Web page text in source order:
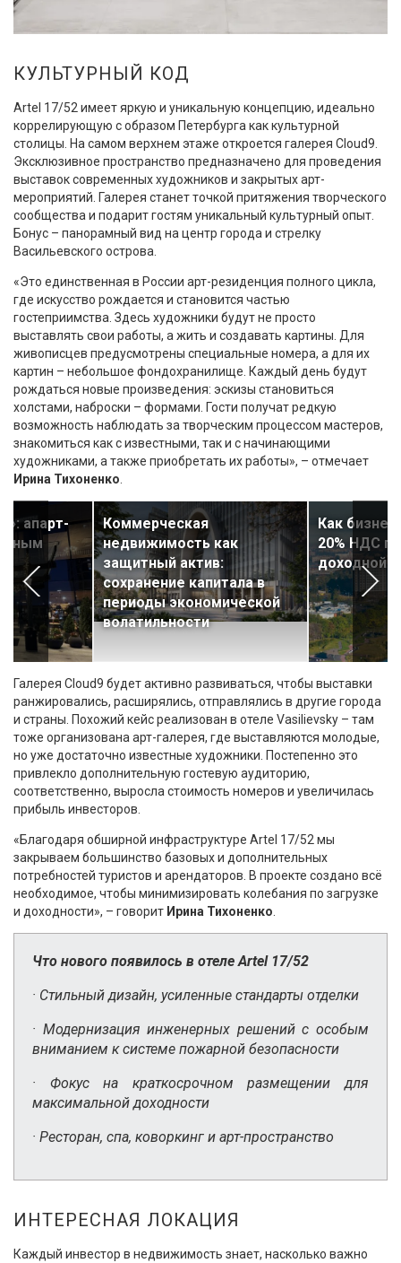
КУЛЬТУРНЫЙ КОД
Artel 17/52 имеет яркую и уникальную концепцию, идеально
коррелирующую с образом Петербурга как культурной
столицы. На самом верхнем этаже откроется галерея Cloud9.
Эксклюзивное пространство предназначено для проведения
выставок современных художников и закрытых арт-
мероприятий. Галерея станет точкой притяжения творческого
сообщества и подарит гостям уникальный культурный опыт.
Бонус – панорамный вид на центр города и стрелку
Васильевского острова.
«Это единственная в России арт-резиденция полного цикла,
где искусство рождается и становится частью
гостеприимства. Здесь художники будут не просто
выставлять свои работы, а жить и создавать картины. Для
живописцев предусмотрены специальные номера, а для их
картин – небольшое фондохранилище. Каждый день будут
рождаться новые произведения: эскизы становиться
холстами, наброски – формами. Гости получат редкую
возможность наблюдать за творческим процессом мастеров,
знакомиться как с известными, так и с начинающими
художниками, а также приобретать их работы», – отмечает
Ирина Тихоненко
апарт-
Коммерческая
недвижимость как
защитный актив:
сохранение капитала в
периоды экономической
волатильности
Как
20% НДС
доходной
Галерея Cloud9 будет активно развиваться, чтобы выставки
ранжировались, расширялись, отправлялись в другие города
и страны. Похожий кейс реализован в отеле Vasilievsky – там
тоже организована арт-галерея, где выставляются молодые,
но уже достаточно известные художники. Постепенно это
привлекло дополнительную гостевую аудиторию,
соответственно, выросла стоимость номеров и увеличилась
прибыль инвесторов.
«Благодаря обширной инфраструктуре Artel 17/52 мы
закрываем большинство базовых и дополнительных
потребностей туристов и арендаторов. В проекте создано всё
необходимое, чтобы минимизировать колебания по загрузке
и доходности», – говорит Ирина Тихоненко
Что нового появилось в отеле Artel 17/52
· Стильный дизайн, усиленные стандарты отделки
· Модернизация инженерных решений с особым
вниманием к системе пожарной безопасности
· Фокус на краткосрочном размещении для
максимальной доходности
· Ресторан, спа, коворкинг и арт-пространство
ИНТЕРЕСНАЯ ЛОКАЦИЯ
Каждый инвестор в недвижимость знает, насколько важно